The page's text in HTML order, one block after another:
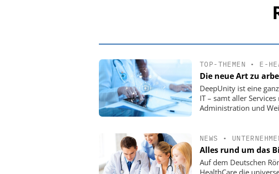
TOP-THEMEN • E-
Die neue Art zu
DeepUnity ist eine
IT – samt aller
Administration und
NEWS •
Alles rund um das
Auf dem Deutschen